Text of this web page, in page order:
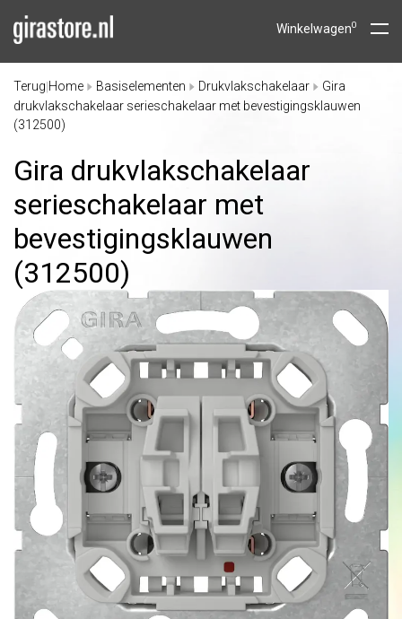
Winkelwagen0
Terug Home Basiselementen Drukvlakschakelaar
Gira
drukvlakschakelaar serieschakelaar met bevestigingsklauwen
(312500)
Gira drukvlakschakelaar
serieschakelaar met
bevestigingsklauwen
(312500)